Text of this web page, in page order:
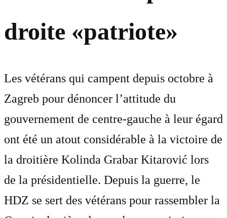
droite «patriote»
Les vétérans qui campent depuis octobre à
Zagreb pour dénoncer l’attitude du
gouvernement de centre-gauche à leur égard
ont été un atout considérable à la victoire de
la droitière Kolinda Grabar Kitarović lors
de la présidentielle. Depuis la guerre, le
HDZ se sert des vétérans pour rassembler la